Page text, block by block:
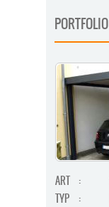
PORTFOLIO
ART :
TYP
: